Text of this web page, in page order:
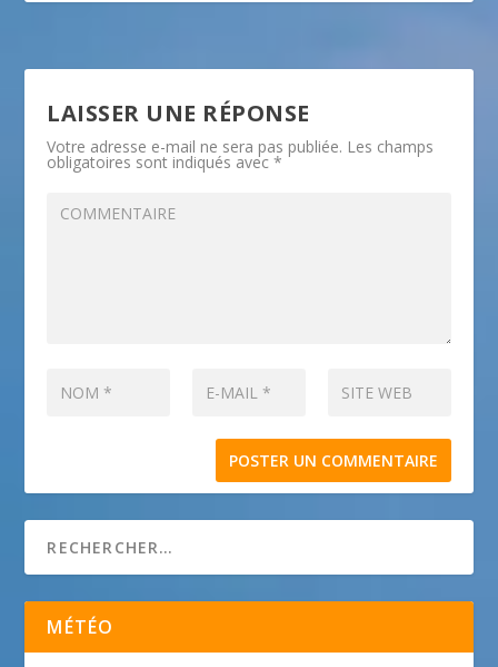
LAISSER UNE RÉPONSE
Votre adresse e-mail ne sera pas publiée. Les champs
obligatoires sont indiqués avec*
MÉTÉO